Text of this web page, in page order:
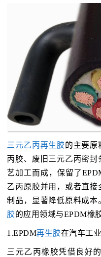
三元乙丙再生胶的主要原
丙胶、废旧三元乙丙密
艺加工而成，保留了
乙丙原胶并用，或者直
制品，显著降低原料成
胶的应用领域与EPDM橡
1.EPDM再生胶在汽车工
三元乙丙橡胶凭借良好